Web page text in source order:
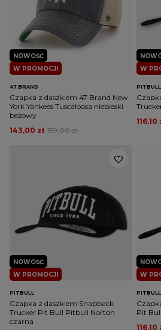
W PROMOCJI
NOWOŚĆ
47 BRAND
Czapka z daszkiem 47 Brand New
York Yankees Tuscaloosa niebieski
beżowy
159,00 zł
143,00 zł
W
PITBULL
116,10
W PROMOCJI
NOWOŚĆ
PITBULL
Czapka z daszkiem Snapback
Trucker Pit Bull Pitbull Norton
czarna
W
PITBULL
Pit
116,10